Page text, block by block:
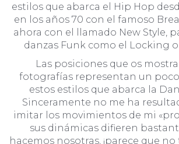
estilos que abarca el Hip Hop
en los años 70 con el famoso
ahora con el llamado New Style,
danzas Funk como el Locking
Las posiciones que os
fotografías representan un
estos estilos que abarca la
Sinceramente no me ha
imitar los movimientos de mi
sus dinámicas difieren
hacemos nosotras, ¡parece que no